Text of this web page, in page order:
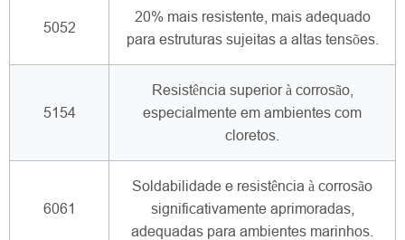
5052
20% mais resistente, mais adequado
para estruturas sujeitas a altas tensões.
5154
Resistência superior à corrosão,
especialmente em ambientes com
cloretos.
6061
Soldabilidade e resistência à corrosão
significativamente aprimoradas,
adequadas para ambientes marinhos.